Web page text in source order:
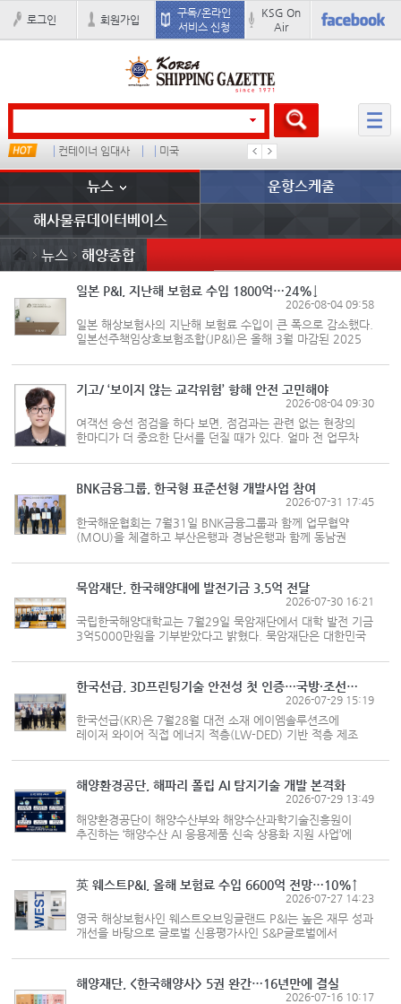
로그인 회원가입
구독/온라인
서비스 신청
KSG On
Air
컨테이너 임대사 미국 ���ͤ
뉴스 운항스케줄
해사물류데이터베이스
뉴스 해양종합
일본 P&I, 지난해 보험료 수입 1800억…24%↓
2026-08-04 09:58
일본 해상보험사의 지난해 보험료 수입이 큰 폭으로 감소했다.
일본선주책임상호보험조합(JP&I)은 올해 3월 마감된 2025
거뒀다고 밝혔다. 지난 2024년의 225억9000만엔에서
24% 감소했다. JP&I는 이로써 2년 연...
기고/ ‘보이지 않는 교각위험’ 항해 안전 고민해야
2026-08-04 09:30
여객선 승선 점검을 하다 보면, 점검과는 관련 없는 현장의
한마디가 더 중요한 단서를 던질 때가 있다. 얼마 전 업무차
항로는 신안1교(안좌도-팔금도)와 서남문대교(비금도-
도초도) 등 여러 교량 아래를...
BNK금융그룹, 한국형 표준선형 개발사업 참여
2026-07-31 17:45
한국해운협회는 7월31일 BNK금융그룹과 함께 업무협약
(MOU)을 체결하고 부산은행과 경남은행과 함께 동남권
협약을 계기로 두 기관은 ▲국내 해운기업 선박금융 확대 ▲
국내 표준선형 개발 촉진을 위...
묵암재단, 한국해양대에 발전기금 3.5억 전달
2026-07-30 16:21
국립한국해양대학교는 7월29일 묵암재단에서 대학 발전 기금
3억5000만원을 기부받았다고 밝혔다. 묵암재단은 대한민국
명예회장이 후학 양성을 위해 사재를 출연해 설립한 재단이다.
한국해양대 1기(1945...
한국선급, 3D프린팅기술 안전성 첫 인증…국방·조선 활용 기대
2026-07-29 15:19
한국선급(KR)은 7월28월 대전 소재 에이엠솔루션즈에
레이저 와이어 직접 에너지 적층(LW-DED) 기반 적층 제조
금속 구조물의 손상 부위를 적층 제조, 이른바 3D 프린팅으로
복원하는 공정의 안전성과...
해양환경공단, 해파리 폴립 AI 탐지기술 개발 본격화
2026-07-29 13:49
해양환경공단이 해양수산부와 해양수산과학기술진흥원이
추진하는 ‘해양수산 AI 응용제품 신속 상용화 지원 사업’에
플랫폼’ 사업을 본격 추진한다. 최근 기후변화의 영향으로
해파리 대량발생이 ...
英 웨스트P&I, 올해 보험료 수입 6600억 전망…10%↑
2026-07-27 14:23
영국 해상보험사인 웨스트오브잉글랜드 P&I는 높은 재무 성과
개선을 바탕으로 글로벌 신용평가사인 S&P글로벌에서
최근 수년간 여러 지표에서 선주배상책임보험(P&I 보험)
국제카르텔(IG) 평균을 웃도는 ...
해양재단, <한국해양사> 5권 완간…16년만에 결실
2026-07-16 10:17